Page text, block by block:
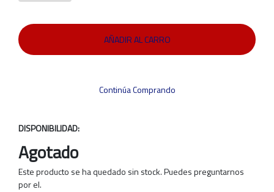
Continúa Comprando
DISPONIBILIDAD:
Agotado
Este producto se ha quedado sin stock. Puedes preguntarnos
por el.